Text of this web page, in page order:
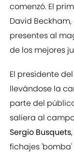
comenzó. El
David
presentes al
de los mejores
El presidente
llevándose la
parte del
saliera al
Sergio Busquets
fichajes